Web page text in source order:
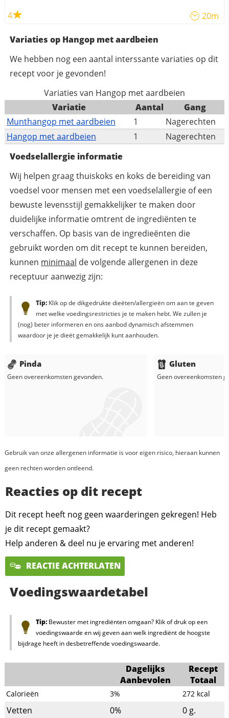
4 20m
Variaties op Hangop met aardbeien
We hebben nog een aantal interssante variaties op dit
recept voor je gevonden!
Variaties van Hangop met aardbeien
Variatie
Aantal
Gang
Munthangop met aardbeien
1
Nagerechten
Hangop met aardbeien
1
Nagerechten
Voedselallergie informatie
Wij helpen graag thuiskoks en koks de bereiding van
voedsel voor mensen met een voedselallergie of een
bewuste levensstijl gemakkelijker te maken door
duidelijke informatie omtrent de ingrediënten te
verschaffen. Op basis van de ingredieënten die
gebruikt worden om dit recept te kunnen bereiden,
kunnen minimaal de volgende allergenen in deze
receptuur aanwezig zijn:
Tip:Klik op de dikgedrukte dieëten/allergieën om aan te geven
met welke voedingsrestricties je te maken hebt. We zullen je
(nog) beter informeren en ons aanbod dynamisch afstemmen
waardoor je je dieët gemakkelijk kunt aanhouden.
Pinda
Geen overeenkomsten gevonden.
Gluten
Geen overeenkomsten
Gebruik van onze allergenen informatie is voor eigen risico, hieraan kunnen
geen rechten worden ontleend.
Reacties op dit recept
Dit recept heeft nog geen waarderingen gekregen! Heb
je dit recept gemaakt?
Help anderen & deel nu je ervaring met anderen!
REACTIE ACHTERLATEN
Voedingswaardetabel
Tip:Bewuster met ingrediënten omgaan? Klik of druk op een
voedingswaarde en wij geven aan welk ingrediënt de hoogste
bijdrage heeft in desbetreffende voedingswaarde.
Dagelijks
Aanbevolen
Recept
Totaal
Calorieën 3% 272 kcal
Vetten 0% 0 g.